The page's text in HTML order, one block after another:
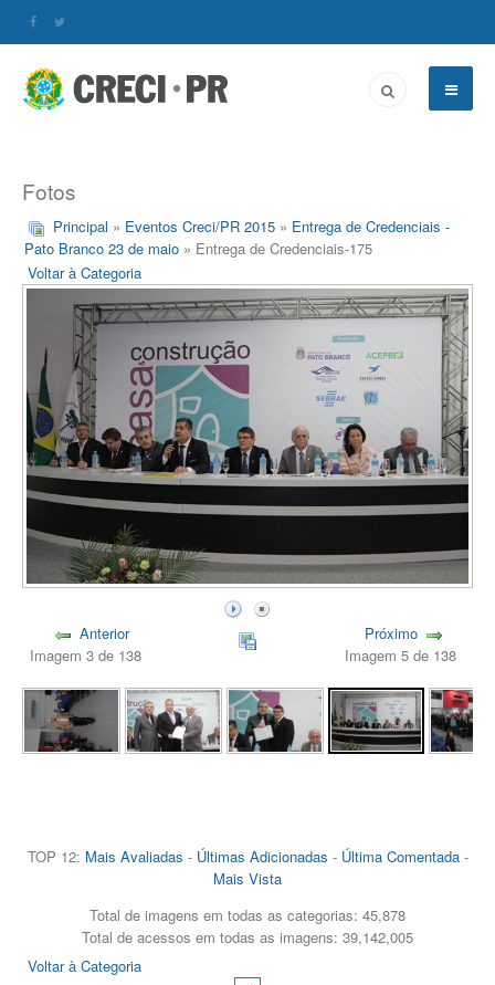
Fotos
Principal » Eventos Creci/PR 2015 » Entrega de Credenciais -
Pato Branco 23 de maio » Entrega de Credenciais-175
Voltar à Categoria
Anterior
Imagem 3 de 138
Próximo
Imagem 5 de 138
TOP 12: Mais Avaliadas - Últimas Adicionadas - Última Comentada-
Mais Vista
Total de imagens em todas as categorias: 45,878
Total de acessos em todas as imagens: 39,142,005
Voltar à Categoria